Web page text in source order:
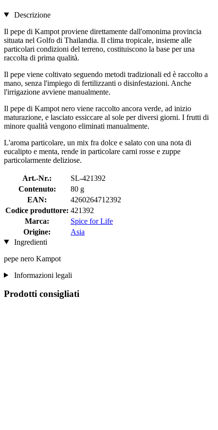
Descrizione
Il pepe di Kampot proviene direttamente dall'omonima provincia
situata nel Golfo di Thailandia. Il clima tropicale, insieme alle
particolari condizioni del terreno, costituiscono la base per una
raccolta di prima qualità.
Il pepe viene coltivato seguendo metodi tradizionali ed è raccolto a
mano, senza l'impiego di fertilizzanti o disinfestazioni. Anche
l'irrigazione avviene manualmente.
Il pepe di Kampot nero viene raccolto ancora verde, ad inizio
maturazione, e lasciato essiccare al sole per diversi giorni. I frutti di
minore qualità vengono eliminati manualmente.
L'aroma particolare, un mix fra dolce e salato con una nota di
eucalipto e menta, rende in particolare carni rosse e zuppe
particolarmente deliziose.
Art.-Nr.:
SL-421392
Contenuto:
80 g
EAN:
4260264712392
Codice produttore: 421392
Marca:
Spice for Life
Origine:
Asia
Ingredienti
pepe nero Kampot
Informazioni legali
Prodotti consigliati